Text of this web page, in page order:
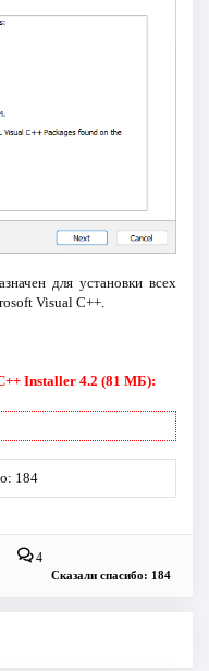
для установки всех
Visual C++.
Installer 4.2 (81 МБ):
184
4
Сказали спасибо: 184